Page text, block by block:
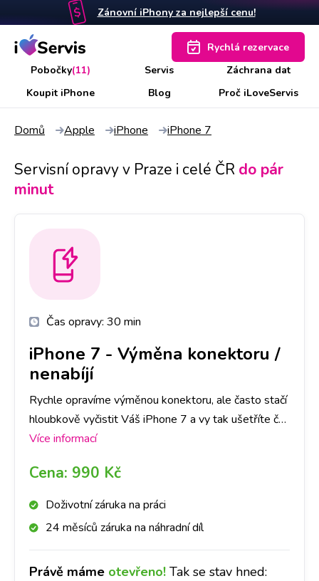
Zánovní iPhony za nejlepší cenu!
Pobočky(11) Servis
Záchrana dat
Koupit iPhone
Blog Proč iLoveServis
Rychlá rezervace
Domů Apple iPhone iPhone 7
Servisní opravy v Praze i celé ČR do pár
minut
Čas opravy: 30 min
iPhone 7 - Výměna konektoru /
nenabíjí
Rychle opravíme výměnou konektoru, ale často stačí
hloubkově vyčistit Váš iPhone 7 a vy tak ušetříte čas
i peníze. Nejlepší je nyní se zastavit na jakékoliv
Více informací
Cena: 990 Kč
Doživotní záruka na práci
24 měsíců záruka na náhradní díl
Právě máme otevřeno! Tak se stav hned: